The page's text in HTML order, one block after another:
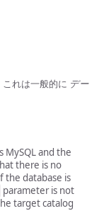
れは一般的に デー
and the
there is no
the database is
parameter is not
target catalog